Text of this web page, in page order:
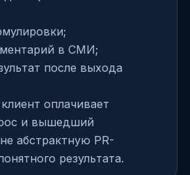
в СМИ;
после выхода
оплачивает
и вышедший
абстрактную PR-
результата.